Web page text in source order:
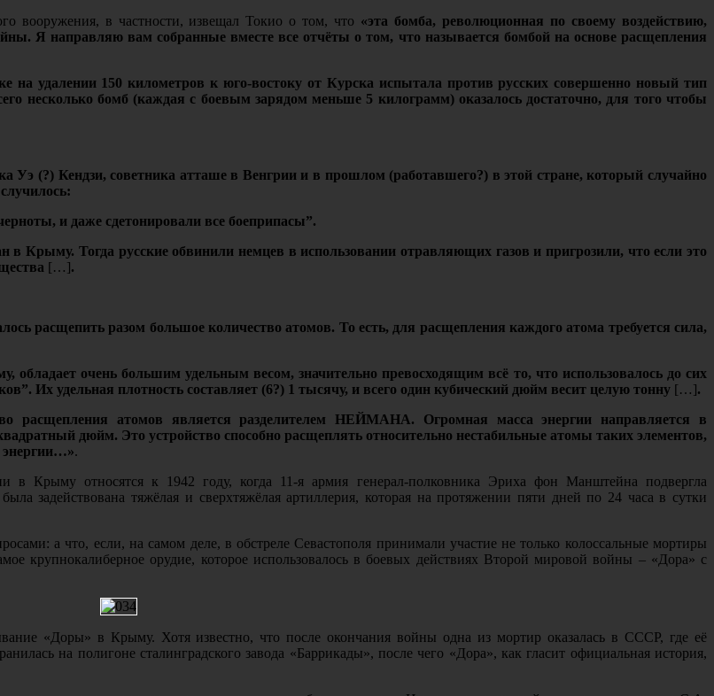
вооружения, в частности, извещал Токио о том, что «эта бомба, революционная по своему воздействию,
Я направляю вам собранные вместе все отчёты о том, что называется бомбой на основе расщепления
на удалении 150 километров к юго-востоку от Курска испытала против русских совершенно новый тип
несколько бомб (каждая с боевым зарядом меньше 5 килограмм) оказалось достаточно, для того чтобы
Уэ (?) Кендзи, советника атташе в Венгрии и в прошлом (работавшего?) в этой стране, который случайно
и даже сдетонировали все боеприпасы”.
в Крыму. Тогда русские обвинили немцев в использовании отравляющих газов и пригрозили, что если это
[…].
расщепить разом большое количество атомов. То есть, для расщепления каждого атома требуется сила,
очень большим удельным весом, значительно превосходящим всё то, что использовалось до сих
Их удельная плотность составляет (6?) 1 тысячу, и всего один кубический дюйм весит целую тонну […].
расщепления атомов является разделителем НЕЙМАНА. Огромная масса энергии направляется в
дюйм. Это устройство способно расщеплять относительно нестабильные атомы таких элементов,
энергии…».
Крыму относятся к 1942 году, когда 11-я армия генерал-полковника Эриха фон Манштейна подвергла
задействована тяжёлая и сверхтяжёлая артиллерия, которая на протяжении пяти дней по 24 часа в сутки
а что, если, на самом деле, в обстреле Севастополя принимали участие не только колоссальные мортиры
крупнокалиберное орудие, которое использовалось в боевых действиях Второй мировой войны – «Дора» с
«Доры» в Крыму. Хотя известно, что после окончания войны одна из мортир оказалась в СССР, где её
на полигоне сталинградского завода «Баррикады», после чего «Дора», как гласит официальная история,